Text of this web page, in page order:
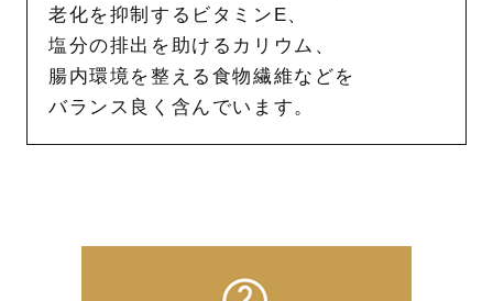
老化を抑制するビタミンE、
塩分の排出を助けるカリウム、
腸内環境を整える食物繊維などを
バランス良く含んでいます。